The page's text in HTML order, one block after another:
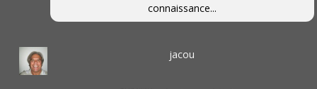
connaissance...
jacou